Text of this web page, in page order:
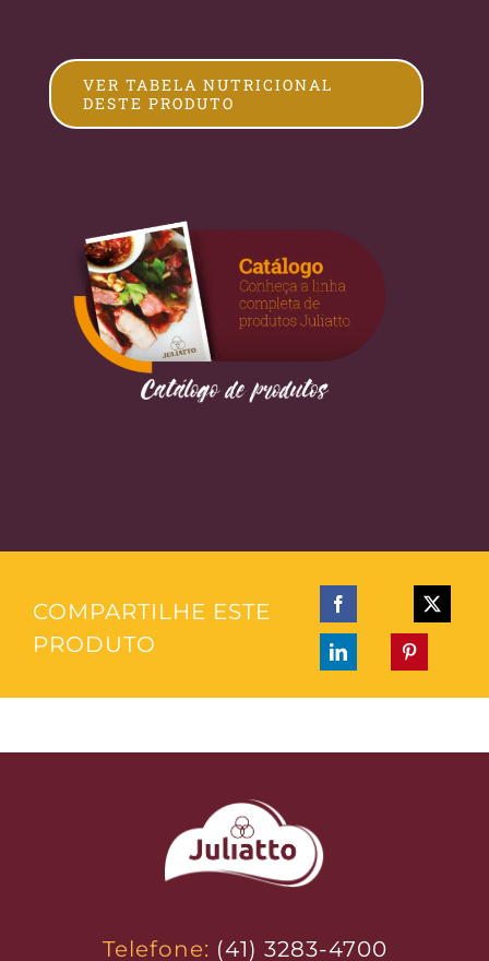
VER TABELA NUTRICIONAL
DESTE PRODUTO
COMPARTILHE ESTE
PRODUTO
Telefone: (41) 3283-4700